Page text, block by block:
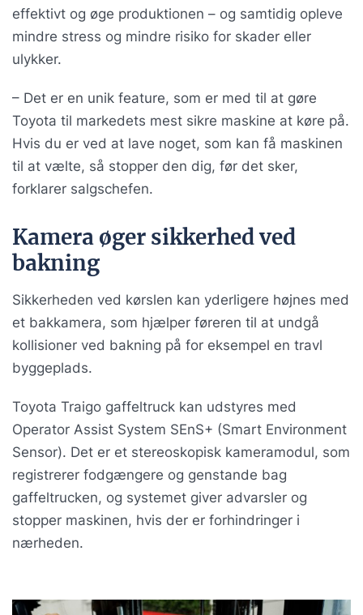
effektivt og øge produktionen – og samtidig opleve
mindre stress og mindre risiko for skader eller
ulykker.
– Det er en unik feature, som er med til at gøre
Toyota til markedets mest sikre maskine at køre på.
Hvis du er ved at lave noget, som kan få maskinen
til at vælte, så stopper den dig, før det sker,
forklarer salgschefen.
Kamera øger sikkerhed ved
bakning
Sikkerheden ved kørslen kan yderligere højnes med
et bakkamera, som hjælper føreren til at undgå
kollisioner ved bakning på for eksempel en travl
byggeplads.
Toyota Traigo gaffeltruck kan udstyres med
Operator Assist System​ SEnS+ (Smart Environment
Sensor). Det er et stereoskopisk kameramodul, som
registrerer fodgængere og genstande bag
gaffeltrucken, og systemet giver advarsler og
stopper maskinen, hvis der er forhindringer i
nærheden.